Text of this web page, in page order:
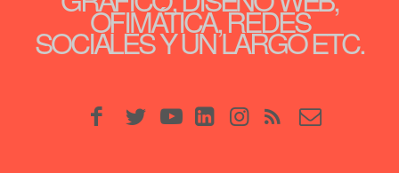
OFIMÁTICA, REDES
SOCIALES Y UN LARGO ETC.